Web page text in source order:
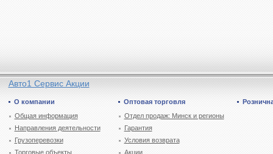
Авто1 Сервис Акции
О компании
Общая информация
Направления деятельности
Грузоперевозки
Торговые объекты
Оптовая торговля
Отдел продаж: Минск и регионы
Гарантия
Условия возврата
Акции